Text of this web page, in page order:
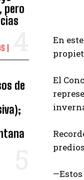
pero
de
En
El